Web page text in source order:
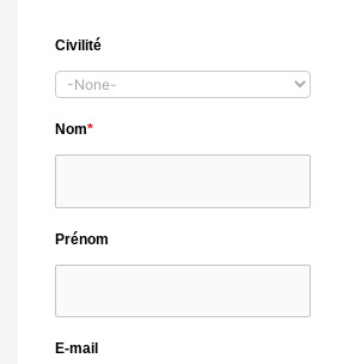
Civilité
Nom*
Prénom
E-mail